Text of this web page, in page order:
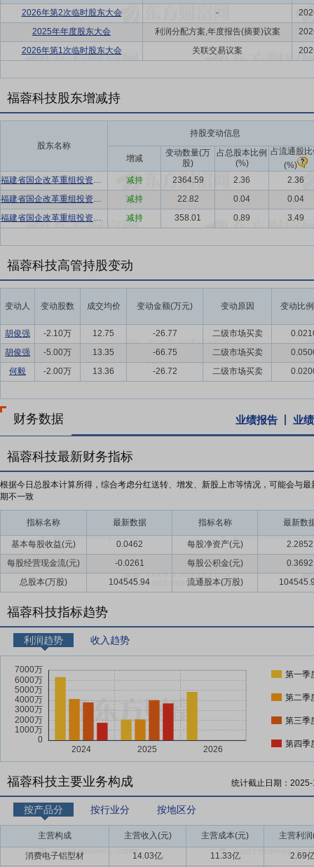
2026年第2次临时股东大会 -
2025年年度股东大会
利润分配方案,年度报告(摘要)议案
2026年第1次临时股东大会
关联交易议案
福蓉科技股东增减持
股东名称
持股变动信息
增减
变动数量(万
股)
占总股本比例
(%)
占流通股
(%)
福建省国企改革重组投资基金(有限合伙)
减持 2364.59 2.36
2.36
福建省国企改革重组投资基金(有限合伙)
减持 22.82 0.04
0.04
福建省国企改革重组投资基金(有限合伙)
减持 358.01 0.89 3.49
福蓉科技高管持股变动
变动人 变动股数 成交均价 变动金额(万元) 变动原因 变动比
胡俊强 -2.10万 12.75 -26.77 二级市场买卖
胡俊强
-5.00万 13.35 -66.75 二级市场买卖
何毅
-2.00万 13.36 -26.72 二级市场买卖
财务数据 业绩报告 业
福蓉科技最新财务指标
根据今日总股本计算所得，综合考虑分红送转、增发、新股上市等情况，可能会与最
期不一致
指标名称 最新数据 指标名称 最新数
基本每股收益(元) 0.0462 每股净资产(元)
2.2852
每股经营现金流(元)
-0.0261 每股公积金(元)
0.3692
总股本(万股)
104545.94 流通股本(万股)
福蓉科技指标趋势
利润趋势 收入趋势
第一季
第二季
第三季
第四季
福蓉科技主要业务构成 统计截止日期：
按产品分 按行业分 按地区分
主营构成 主营收入(元) 主营成本(元) 主营利
消费电子铝型材 14.03亿 11.33亿
2.69